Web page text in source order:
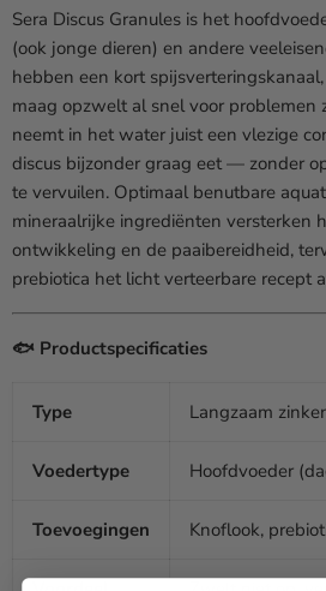
Sera Discus Granules is het
(ook jonge dieren) en andere
hebben een kort
maag opzwelt al snel voor problemen
neemt in het water juist een vlezige
discus bijzonder graag eet — zonder
te vervuilen. Optimaal benutbare
mineraalrijke ingrediënten versterken
ontwikkeling en de paaibereidheid,
prebiotica het licht verteerbare recept
🐟 Productspecificaties
Type Langzaam
Voedertype Hoofdvoeder
Toevoegingen Knoflook,